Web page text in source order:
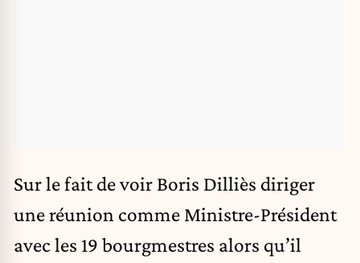
Sur le fait de voir Boris Dilliès diriger
une réunion comme Ministre-Président
avec les 19 bourgmestres alors qu’il